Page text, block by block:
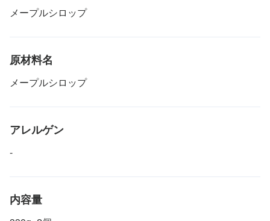
メープルシロップ
原材料名
メープルシロップ
アレルゲン
-
内容量